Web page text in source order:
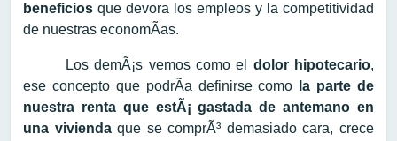
beneficios que devora los empleos y la competitividad
de nuestras economÃ­as.
Los demÃ¡s vemos como el dolor hipotecario,
ese concepto que podrÃ­a definirse como
la parte de
nuestra renta que estÃ¡ gastada de antemano en
una viviendaque se comprÃ³ demasiado cara, crece